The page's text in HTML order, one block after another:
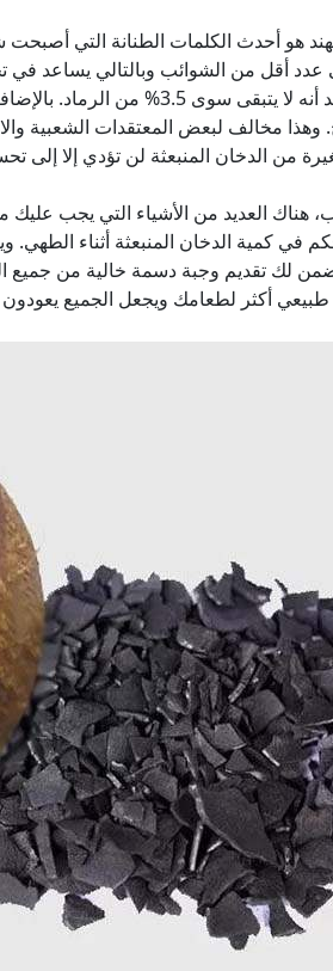
هو أحدث الكلمات الطنانة التي
عدد أقل من الشوائب وبالتالي يساعد
الفحم، يُعتقد أنه لا يتبقى
وهذا مخالف لبعض المعتقدات الشعبية
من الدخان المنبعثة لن تؤدي إلا إلى
هناك العديد من الأشياء التي يجب
في كمية الدخان المنبعثة أثناء
لك تقديم وجبة دسمة خالية من جميع
طبيعي أكثر لطعامك ويجعل الجميع